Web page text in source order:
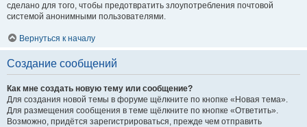
сделано для того, чтобы предотвратить злоупотребления почтовой
системой анонимными пользователями.
Вернуться к началу
Создание сообщений
Как мне создать новую тему или сообщение?
Для создания новой темы в форуме щёлкните по кнопке «Новая тема».
Для размещения сообщения в теме щёлкните по кнопке «Ответить».
Возможно, придётся зарегистрироваться, прежде чем отправить